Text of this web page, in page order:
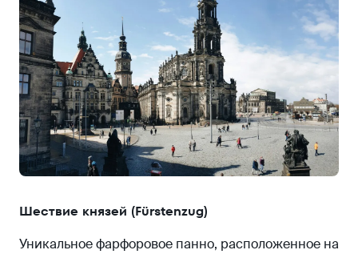
Шествие князей (Fürstenzug)
Уникальное фарфоровое панно, расположенное на